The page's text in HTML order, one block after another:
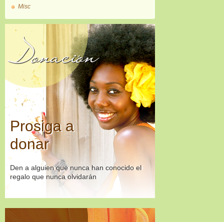
Misc
Donación
Prosiga a
donar
Den a alguien que nunca han conocido el
regalo que nunca olvidarán